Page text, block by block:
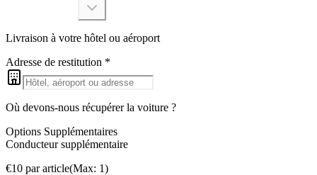
Livraison à votre hôtel ou aéroport
Adresse de restitution *
Où devons-nous récupérer la voiture ?
Options Supplémentaires
Conducteur supplémentaire
€10 par article(Max: 1)